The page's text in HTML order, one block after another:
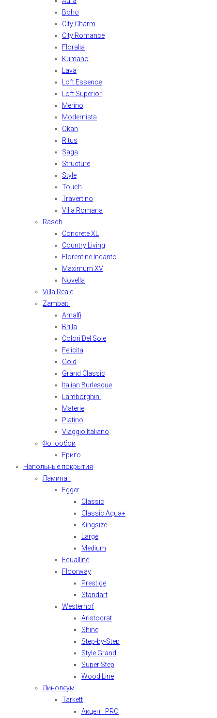
Boho
City Charm
City Romance
Floralia
Kumano
Lava
Loft Essence
Loft Superior
Merino
Modernista
Okan
Ritus
Saga
Structure
Style
Touch
Travertino
Villa Romana
Rasch
Concrete XL
Country Living
Florentine Incanto
Maximum XV
Novella
Villa Reale
Zambaiti
Amalfi
Brilla
Colori Del Sole
Felicita
Gold
Grand Classic
Italian Burlesque
Lamborghini
Materie
Platino
Viaggio Italiano
Фотообои
Ериго
Напольные покрытия
Ламинат
Egger
Classic
Classic Aqua+
Kingsize
Large
Medium
Equalline
Floorway
Prestige
Standart
Westerhof
Aristocrat
Shine
Step-by-Step
Style Grand
Super Step
Wood Line
Линолеум
Tarkett
Акцент PRO